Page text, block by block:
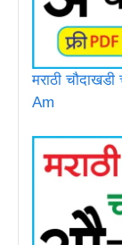
मराठी
Am